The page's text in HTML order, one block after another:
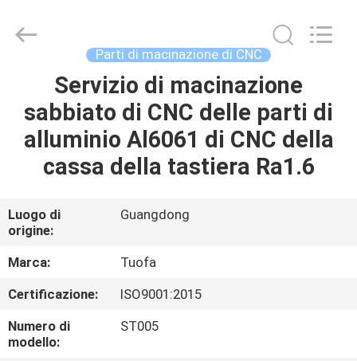
CASA.
PRODOTTI
DI
NOI
VISITA
ALLA
FABBRICA
Technology
Parti di macinazione di CNC
Servizio di macinazione
sabbiato di CNC delle parti di
alluminio Al6061 di CNC della
cassa della tastiera Ra1.6
Luogo di
origine:
Guangdong
Marca:
Tuofa
Certificazione:
ISO9001:2015
Numero di
modello:
ST005